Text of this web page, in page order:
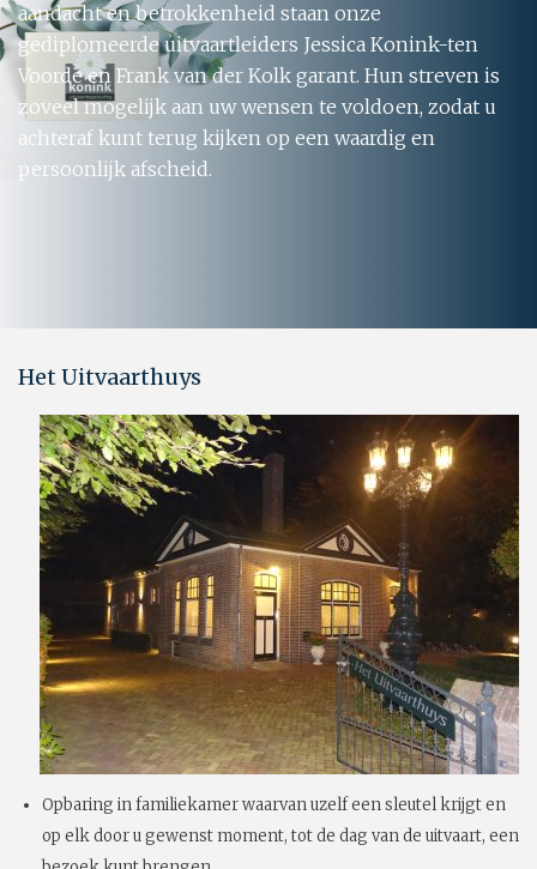
aandacht en betrokkenheid staan onze
gediplomeerde uitvaartleiders Jessica Konink-ten
Voorde en Frank van der Kolk garant. Hun streven is
zoveel mogelijk aan uw wensen te voldoen, zodat u
achteraf kunt terug kijken op een waardig en
persoonlijk afscheid.
Het Uitvaarthuys
Opbaring in familiekamer waarvan uzelf een sleutel krijgt en
op elk door u gewenst moment, tot de dag van de uitvaart, een